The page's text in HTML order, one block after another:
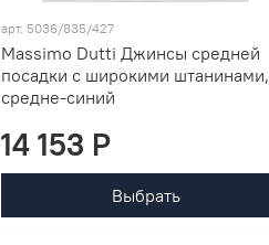
арт. 5036/835/427
Massimo Dutti Джинсы средней
посадки с широкими штанинами,
средне-синий
14 153 P
Выбрать